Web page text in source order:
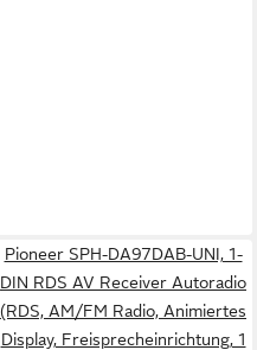
Pioneer SPH-DA97DAB-UNI, 1-
DIN RDS AV Receiver Autoradio
(RDS, AM/FM Radio, Animiertes
Display, Freisprecheinrichtung, 1